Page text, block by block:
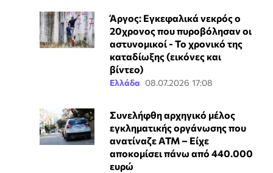
Άργος: Εγκεφαλικά νεκρός ο
20χρονος που πυροβόλησαν οι
αστυνομικοί - Το χρονικό της
καταδίωξης (εικόνες και
βίντεο)
Ελλάδα 08.07.2026 17:08
Συνελήφθη αρχηγικό μέλος
εγκληματικής οργάνωσης που
ανατίναζε ΑΤΜ – Είχε
αποκομίσει πάνω από 440.000
ευρώ